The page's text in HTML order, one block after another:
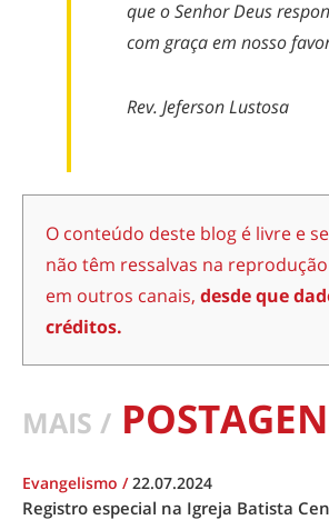
que o Senhor Deus
com graça em nosso
Rev. Jeferson Lustosa
O conteúdo deste blog é livre e
não têm ressalvas na
em outros canais, desde que
créditos.
MAIS /
Evangelismo /22.07.2024
Registro especial na Igreja Batista